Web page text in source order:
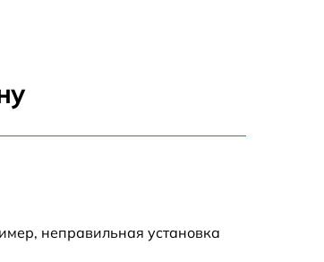
неправильная установка